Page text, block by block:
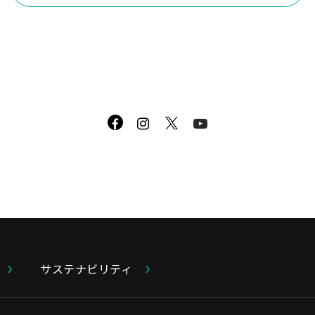
サステナビリティ